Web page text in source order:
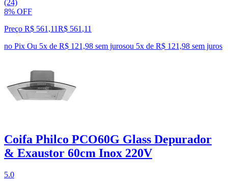
(24)
8% OFF
Preço R$ 561,11R$ 561,11
no Pix Ou 5x de R$ 121,98 sem jurosou 5x de R$ 121,98 sem juros
Coifa Philco PCO60G Glass Depurador
& Exaustor 60cm Inox 220V
5.0